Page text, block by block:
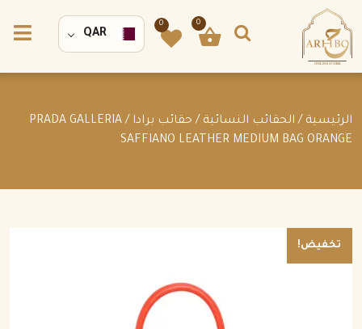
0
0
QAR
الرئيسية / الحقائب النسائية / حقائب برادا
/ PRADA GALLERIA
SAFFIANO LEATHER MEDIUM BAG ORANGE
تخفيض!